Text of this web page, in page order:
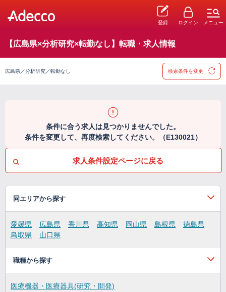
登録 ログイン メニュー
【広島県×分析研究×転勤なし】転職・求人情報
広島県／分析研究／転勤なし 検索条件を変更
条件に合う求人は見つかりませんでした。
条件を変更して、再度検索してください。（E130021）
求人条件設定ページに戻る
同エリアから探す
愛媛県 広島県 香川県 高知県 岡山県 島根県
徳島県
鳥取県
山口県
職種から探す
医療機器・医療器具(研究・開発)